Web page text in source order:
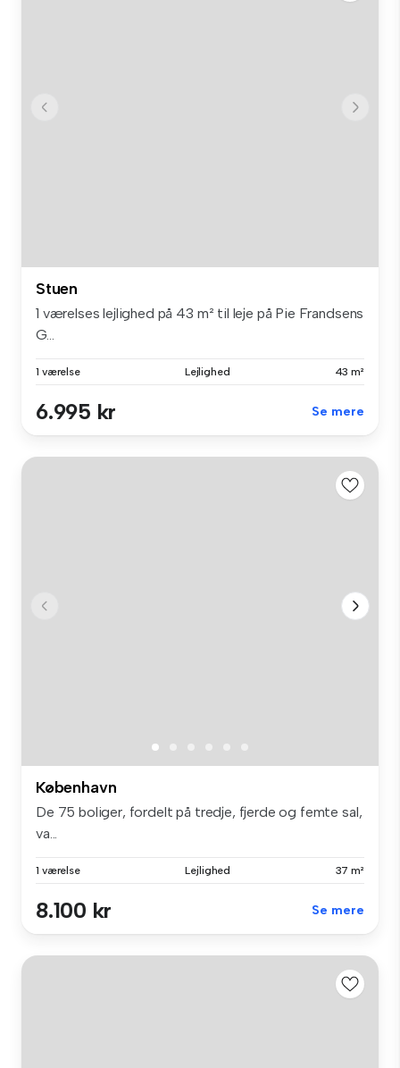
Stuen
1 værelses lejlighed på 43 m² til leje på Pie Frandsens
G...
1 værelse Lejlighed 43 m²
6.995 kr Se mere
København
De 75 boliger, fordelt på tredje, fjerde og femte sal,
va...
1 værelse Lejlighed 37 m²
8.100 kr Se mere